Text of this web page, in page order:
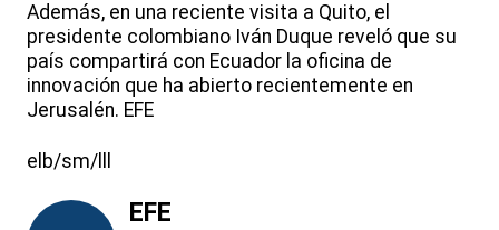
Además, en una reciente visita a Quito, el
presidente colombiano Iván Duque reveló que su
país compartirá con Ecuador la oficina de
innovación que ha abierto recientemente en
Jerusalén. EFE
elb/sm/lll
EFE